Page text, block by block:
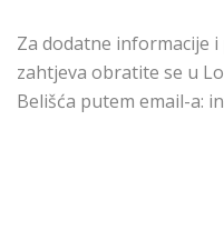
Za dodatne informacije
zahtjeva obratite se u
Belišća putem email-a: